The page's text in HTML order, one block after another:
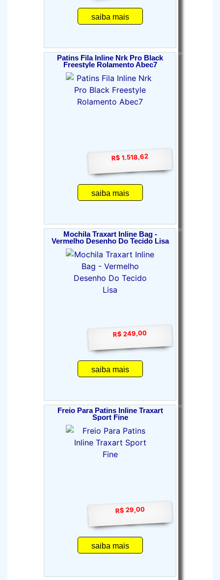
saiba mais
Patins Fila Inline Nrk Pro Black
Freestyle Rolamento Abec7
R$ 1.518,62
saiba mais
Mochila Traxart Inline Bag -
Vermelho Desenho Do Tecido Lisa
R$ 249,00
saiba mais
Freio Para Patins Inline Traxart
Sport Fine
R$ 29,00
saiba mais